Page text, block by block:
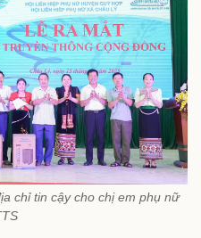
chỉ tin cậy cho chị em phụ nữ